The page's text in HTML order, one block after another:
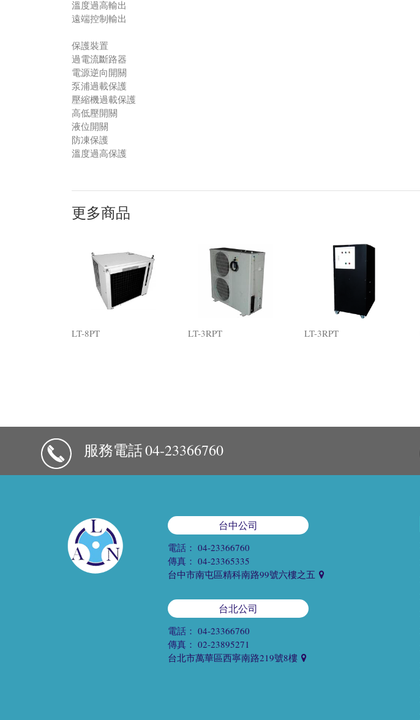
溫度過高輸出
遠端控制輸出
保護裝置
過電流斷路器
電源逆向開關
泵浦過載保護
壓縮機過載保護
高低壓開關
液位開關
防凍保護
溫度過高保護
更多商品
LT-8PT LT-3RPT LT-3RPT
服務電話04-23366760
台中公司
電話： 04-23366760
傳真： 04-23365335
台中市南屯區精科南路99號六樓之五
台北公司
電話： 04-23366760
傳真： 02-23895271
台北市萬華區西寧南路219號8樓